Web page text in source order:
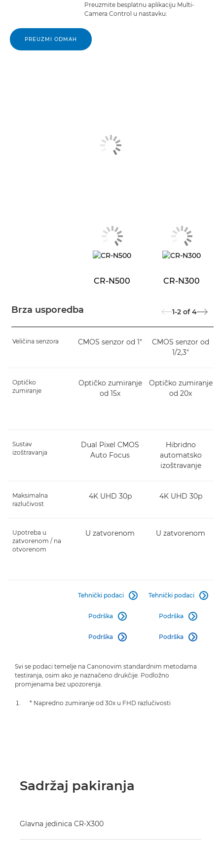
Preuzmite besplatnu aplikaciju Multi-
Camera Control u nastavku:
PREUZMI ODMAH
Brza usporedba
CR-N500 CR-N300
1-2 of 4
Veličina senzora CMOS senzor od 1"
CMOS senzor od
1/2,3"
Optičko
zumiranje
Optičko zumiranje
od 15x
Optičko zumiranje
od 20x
Sustav
izoštravanja
Dual Pixel CMOS
Auto Focus
Hibridno
automatsko
izoštravanje
Maksimalna
razlučivost
4K UHD 30p 4K UHD 30p
Upotreba u
zatvorenom / na
otvorenom
U zatvorenom U zatvorenom
Tehnički podaci 
Podrška 
Podrška 
Tehnički podaci 
Podrška 
Podrška 
Svi se podaci temelje na Canonovim standardnim metodama
testiranja, osim ako je naznačeno drukčije. Podložno
promjenama bez upozorenja.
* Napredno zumiranje od 30x u FHD razlučivosti
Sadržaj pakiranja
Glavna jedinica CR-X300